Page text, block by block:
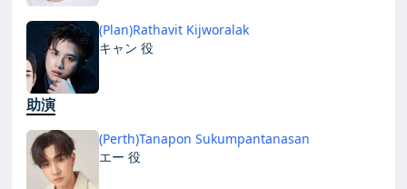
(Plan)Rathavit Kijworalak
キャン 役
助演
(Perth)Tanapon Sukumpantanasan
エー 役